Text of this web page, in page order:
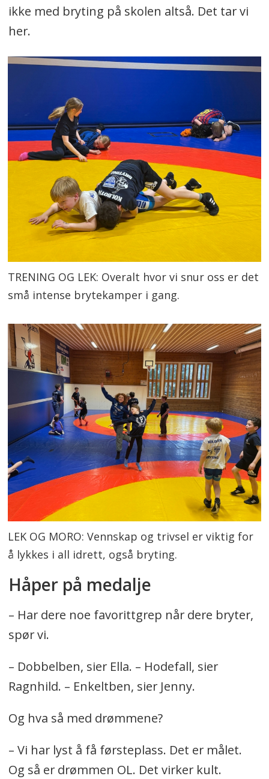
ikke med bryting på skolen altså. Det tar vi
her.
TRENING OG LEK: Overalt hvor vi snur oss er det
små intense brytekamper i gang.
LEK OG MORO: Vennskap og trivsel er viktig for
å lykkes i all idrett, også bryting.
Håper på medalje
– Har dere noe favorittgrep når dere bryter,
spør vi.
– Dobbelben, sier Ella. – Hodefall, sier
Ragnhild. – Enkeltben, sier Jenny.
Og hva så med drømmene?
– Vi har lyst å få førsteplass. Det er målet.
Og så er drømmen OL. Det virker kult.